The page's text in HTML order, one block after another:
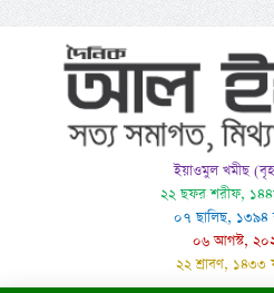
ইয়াওমুল খমীছ
২২ ছফর শরীফ,
০৭ ছালিছ, ১৩৯৪
০৬ আগস্ট,
২২ শ্রাবণ,